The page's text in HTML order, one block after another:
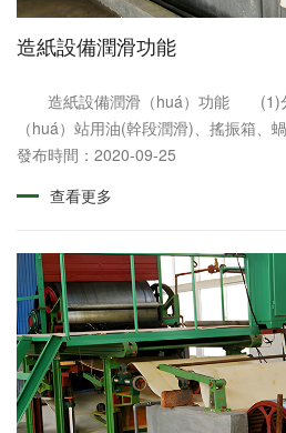
造紙設備潤滑功能
造紙設備潤滑（huá）功能 (1)分
（huá）站用油(幹段潤滑)、搖振箱、
動軸承： 均用液壓油或全損耗係統油
發布時間：2020-09-25
查看更多